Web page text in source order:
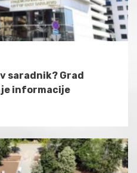
saradnik? Grad
informacije